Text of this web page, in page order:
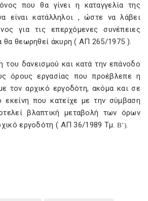
που θα γίνει η καταγγελία της
είναι κατάλληλοι , ώστε να λάβει
για τις επερχόμενες συνέπειες
θα θεωρηθεί άκυρη ( ΑΠ 265/1975 ).
του δανεισμού και κατά την επάνοδο
όρους εργασίας που προέβλεπε η
τον αρχικό εργοδότη, ακόμα και σε
που κατείχε με την σύμβαση
βλαπτική μεταβολή των όρων
εργοδότη ( ΑΠ 36/1989 Τμ.Β’).